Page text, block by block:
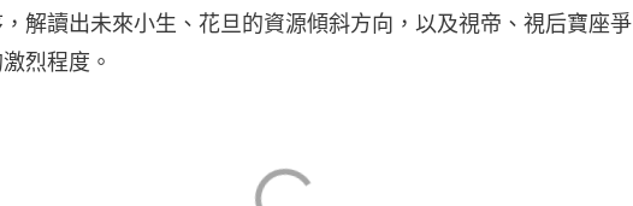
解讀出未來小生、花旦的資源傾斜方向，以及視帝、視后寶座爭
烈程度。